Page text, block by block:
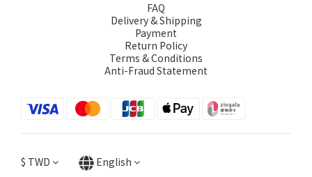
FAQ
Delivery & Shipping
Payment
Return Policy
Terms & Conditions
Anti-Fraud Statement
$ TWD English